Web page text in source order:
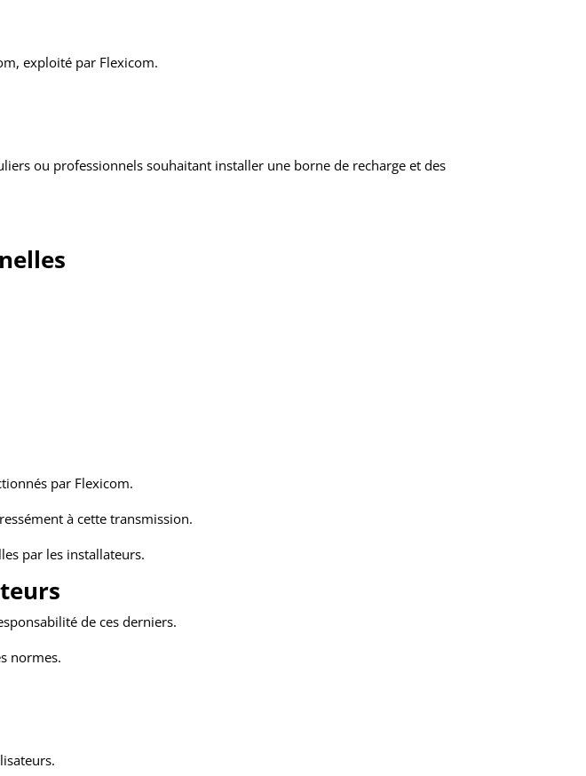
exploité par Flexicom.
ou professionnels souhaitant installer une borne de recharge et des
par Flexicom.
à cette transmission.
par les installateurs.
de ces derniers.
normes.